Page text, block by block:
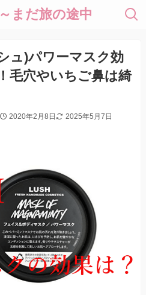
まだ旅の途中
ュ)パワーマスク効
毛穴やいちご鼻は綺
2020年2月8日 2025年5月7日